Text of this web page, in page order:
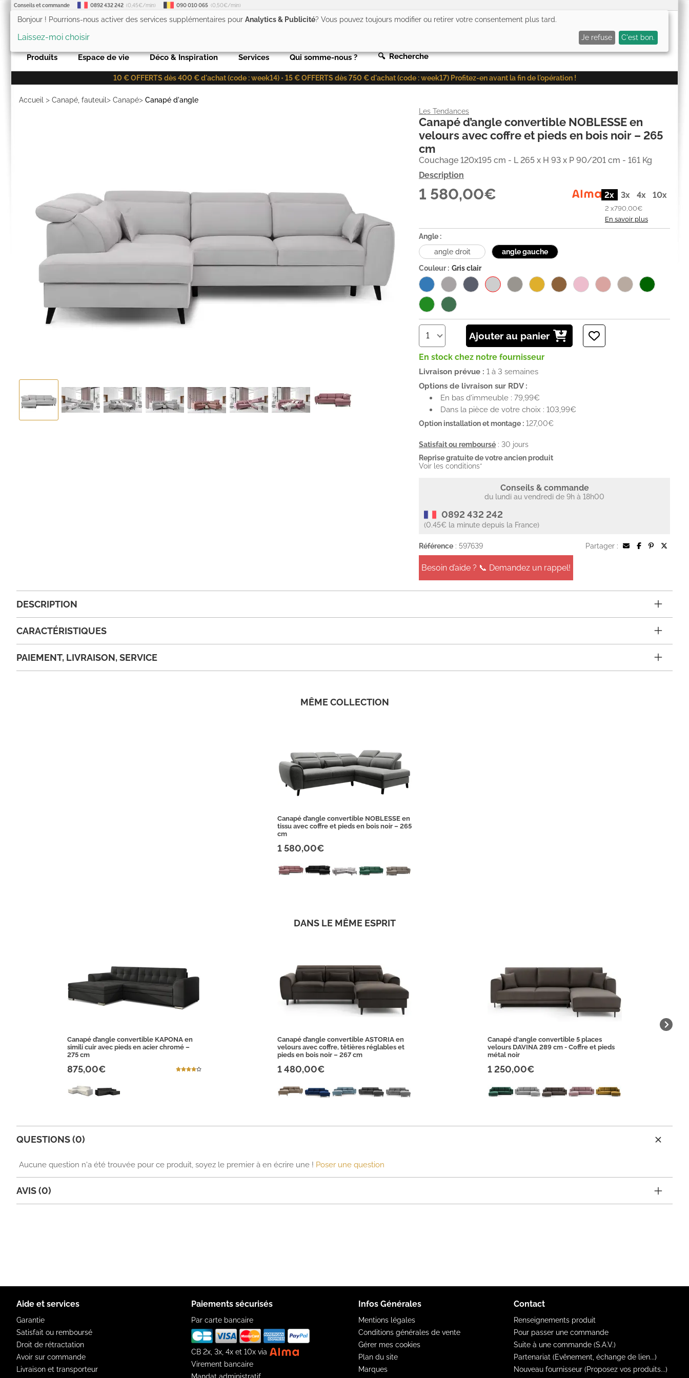
Conseils et commande 0892 432 242 (0,45€/min) 090 010 065 (0,50€/min)
0) Mon panier (0
Produits Espace de vie Déco & Inspiration Services Qui somme-nous ? 🔍 Recherche
10 € OFFERTS dès 400 € d'achat (code : week14) • 15 € OFFERTS dès 750 € d'achat (code : week17) Profitez-en avant la fin de l'opération !
Accueil > Canapé, fauteuil > Canapé> Canapé d'angle
Les Tendances
Canapé d’angle convertible NOBLESSE en
velours avec coffre et pieds en bois noir – 265
cm
Couchage 120x195 cm - L 265 x H 93 x P 90/201 cm - 161 Kg
Description
1 580,00€ 2x 3x 4x 10x
2 x790,00€
En savoir plus
Angle :
angle droit
angle gauche
Couleur : Gris clair
Ajouter au panier
En stock chez notre fournisseur
Livraison prévue : 1 à 3 semaines
Options de livraison sur RDV :
En bas d'immeuble : 79,99€
Dans la pièce de votre choix : 103,99€
Option installation et montage : 127,00€
Satisfait ou remboursé : 30 jours
Reprise gratuite de votre ancien produit
Voir les conditions*
Conseils & commande
du lundi au vendredi de 9h à 18h00
0892 432 242
(0.45€ la minute depuis la France)
Référence : 597639 Partager :
Besoin d’aide ? 📞 Demandez un rappel!
DESCRIPTION
CARACTÉRISTIQUES
PAIEMENT, LIVRAISON, SERVICE
MÊME COLLECTION
Canapé d’angle convertible NOBLESSE en
tissu avec coffre et pieds en bois noir – 265
cm
1 580,00€
DANS LE MÊME ESPRIT
Canapé d’angle convertible KAPONA en
simili cuir avec pieds en acier chromé –
275 cm
875,00€
Canapé d’angle convertible ASTORIA en
velours avec coffre, têtières réglables et
pieds en bois noir – 267 cm
1 480,00€
Canapé d'angle convertible 5 places
velours DAVINA 289 cm - Coffre et pieds
métal noir
1 250,00€
QUESTIONS (0)
Aucune question n'a été trouvée pour ce produit, soyez le premier à en écrire une ! Poser une question
AVIS (0)
Aide et services
Garantie
Satisfait ou remboursé
Droit de rétractation
Avoir sur commande
Livraison et transporteur
Paiements sécurisés
Par carte bancaire
CB 2x, 3x, 4x et 10x via
Virement bancaire
Infos Générales
Mentions légales
Conditions générales de vente
Gérer mes cookies
Plan du site
Marques
Contact
Renseignements produit
Pour passer une commande
Suite à une commande (S.A.V.)
Partenariat (Evênement, échange de lien...)
Nouveau fournisseur (Proposez vos produits...)
Bonjour ! Pourrions-nous activer des services supplémentaires pour Analytics & Publicité? Vous pouvez toujours modifier ou retirer votre consentement plus tard.
Laissez-moi choisir Je refuse C'est bon.